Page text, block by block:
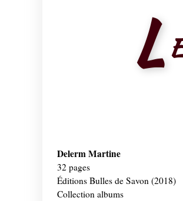
L
Delerm Martine
32 pages
Éditions Bulles de Savon (2018)
Collection albums